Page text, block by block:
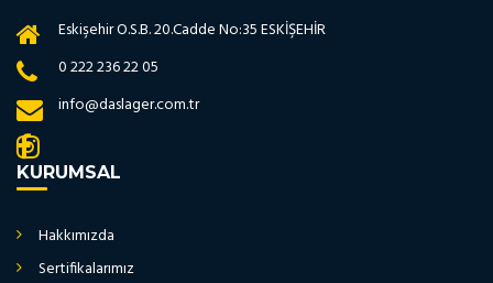
Eskişehir O.S.B. 20.Cadde No:35 ESKİŞEHİR
0 222 236 22 05
info@daslager.com.tr
KURUMSAL
Hakkımızda
Sertifikalarımız